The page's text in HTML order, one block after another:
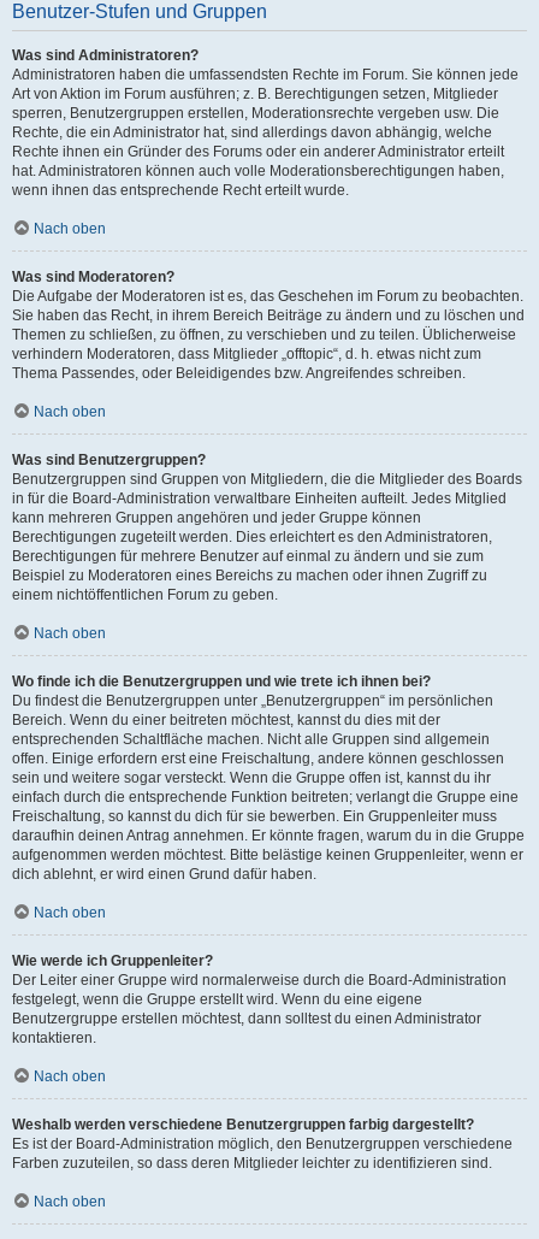
Benutzer-Stufen und Gruppen
Was sind Administratoren?
Administratoren haben die umfassendsten Rechte im Forum. Sie können jede
Art von Aktion im Forum ausführen; z. B. Berechtigungen setzen, Mitglieder
sperren, Benutzergruppen erstellen, Moderationsrechte vergeben usw. Die
Rechte, die ein Administrator hat, sind allerdings davon abhängig, welche
Rechte ihnen ein Gründer des Forums oder ein anderer Administrator erteilt
hat. Administratoren können auch volle Moderationsberechtigungen haben,
wenn ihnen das entsprechende Recht erteilt wurde.
Nach oben
Was sind Moderatoren?
Die Aufgabe der Moderatoren ist es, das Geschehen im Forum zu beobachten.
Sie haben das Recht, in ihrem Bereich Beiträge zu ändern und zu löschen und
Themen zu schließen, zu öffnen, zu verschieben und zu teilen. Üblicherweise
verhindern Moderatoren, dass Mitglieder „offtopic“, d. h. etwas nicht zum
Thema Passendes, oder Beleidigendes bzw. Angreifendes schreiben.
Nach oben
Was sind Benutzergruppen?
Benutzergruppen sind Gruppen von Mitgliedern, die die Mitglieder des Boards
in für die Board-Administration verwaltbare Einheiten aufteilt. Jedes Mitglied
kann mehreren Gruppen angehören und jeder Gruppe können
Berechtigungen zugeteilt werden. Dies erleichtert es den Administratoren,
Berechtigungen für mehrere Benutzer auf einmal zu ändern und sie zum
Beispiel zu Moderatoren eines Bereichs zu machen oder ihnen Zugriff zu
einem nichtöffentlichen Forum zu geben.
Nach oben
Wo finde ich die Benutzergruppen und wie trete ich ihnen bei?
Du findest die Benutzergruppen unter „Benutzergruppen“ im persönlichen
Bereich. Wenn du einer beitreten möchtest, kannst du dies mit der
entsprechenden Schaltfläche machen. Nicht alle Gruppen sind allgemein
offen. Einige erfordern erst eine Freischaltung, andere können geschlossen
sein und weitere sogar versteckt. Wenn die Gruppe offen ist, kannst du ihr
einfach durch die entsprechende Funktion beitreten; verlangt die Gruppe eine
Freischaltung, so kannst du dich für sie bewerben. Ein Gruppenleiter muss
daraufhin deinen Antrag annehmen. Er könnte fragen, warum du in die Gruppe
aufgenommen werden möchtest. Bitte belästige keinen Gruppenleiter, wenn er
dich ablehnt, er wird einen Grund dafür haben.
Nach oben
Wie werde ich Gruppenleiter?
Der Leiter einer Gruppe wird normalerweise durch die Board-Administration
festgelegt, wenn die Gruppe erstellt wird. Wenn du eine eigene
Benutzergruppe erstellen möchtest, dann solltest du einen Administrator
kontaktieren.
Nach oben
Weshalb werden verschiedene Benutzergruppen farbig dargestellt?
Es ist der Board-Administration möglich, den Benutzergruppen verschiedene
Farben zuzuteilen, so dass deren Mitglieder leichter zu identifizieren sind.
Nach oben